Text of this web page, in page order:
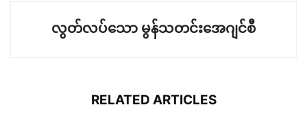
လွတ်လပ်သော မွန်သတင်းအေဂျင်စီ
RELATED ARTICLES